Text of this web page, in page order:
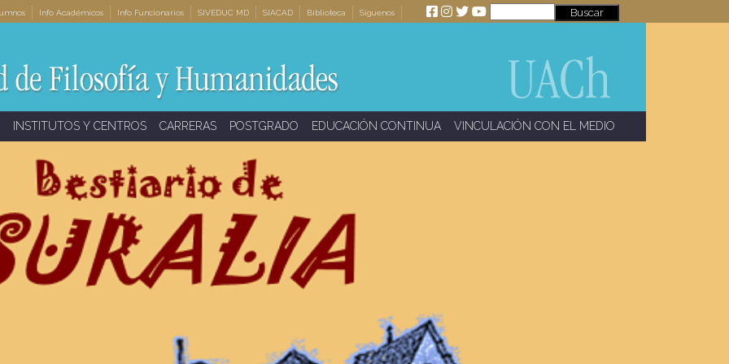
Info Académicos Info Funcionarios SIVEDUC MD SIACAD Biblioteca Síguenos
INSTITUTOS Y CENTROS CARRERAS POSTGRADO EDUCACIÓN CONTINUA VINCULACIÓN CON EL MEDIO